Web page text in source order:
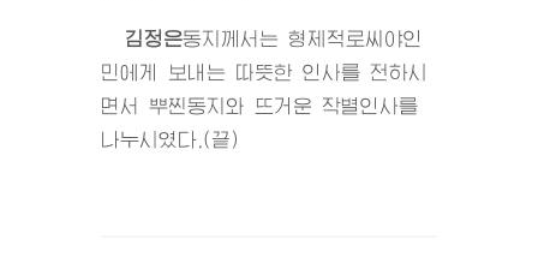
김정은동지 께서는 형제적로씨야인
민에게 보내는 따뜻한 인사를 전하시
면서 뿌찐동지와 뜨거운 작별인사를
나누시였다.(끝)